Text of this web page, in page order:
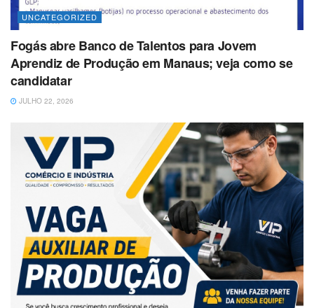
UNCATEGORIZED
Fogás abre Banco de Talentos para Jovem
Aprendiz de Produção em Manaus; veja como se
candidatar
JULHO 22, 2026